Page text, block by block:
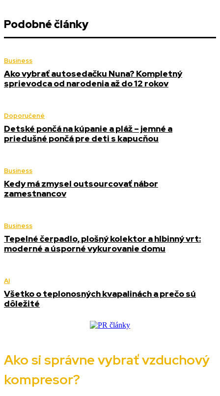
Podobné články
Business
Ako vybrať autosedačku Nuna? Kompletný
sprievodca od narodenia až do 12 rokov
Doporučené
Detské pončá na kúpanie a pláž – jemné a
priedušné pončá pre deti s kapucňou
Business
Kedy má zmysel outsourcovať nábor
zamestnancov
Business
Tepelné čerpadlo, plošný kolektor a hlbinný vrt:
moderné a úsporné vykurovanie domu
AI
Všetko o teplonosných kvapalinách a prečo sú
dôležité
Ako si správne vybrať vzduchový
kompresor?